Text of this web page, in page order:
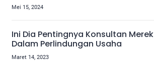
Mei 15, 2024
Ini Dia Pentingnya Konsultan Merek
Dalam Perlindungan Usaha
Maret 14, 2023